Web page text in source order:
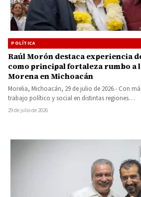
POLÍTICA
Raúl Morón destaca experiencia
como principal fortaleza rumbo a
Morena en Michoacán
Morelia, Michoacán, 29 de julio de 2026.- Con
trabajo político y social en distintas regiones…
29 de julio de 2026